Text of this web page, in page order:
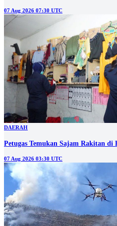
07 Aug 2026 07:30 UTC
DAERAH
Petugas Temukan Sajam Rakitan
07 Aug 2026 03:30 UTC